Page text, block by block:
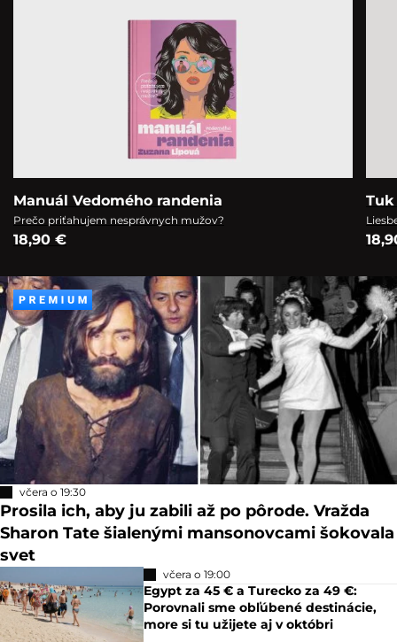
Manuál Vedomého randenia
Prečo priťahujem nesprávnych mužov?
18,90 €
včera o 19:30
Prosila ich, aby ju zabili až po pôrode. Vražda
Sharon Tate šialenými mansonovcami šokovala
svet
včera o 19:00
Egypt za 45 € a Turecko za 49 €:
Porovnali sme obľúbené destinácie,
more si tu užijete aj v októbri